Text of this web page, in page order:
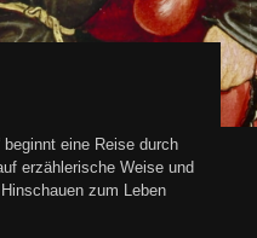
beginnt eine Reise durch
erzählerische Weise und
zum Leben